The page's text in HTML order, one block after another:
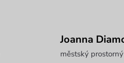
Joanna
městský